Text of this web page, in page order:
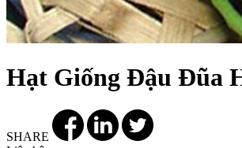
Hạt Giống Đậu Đũa
SHARE